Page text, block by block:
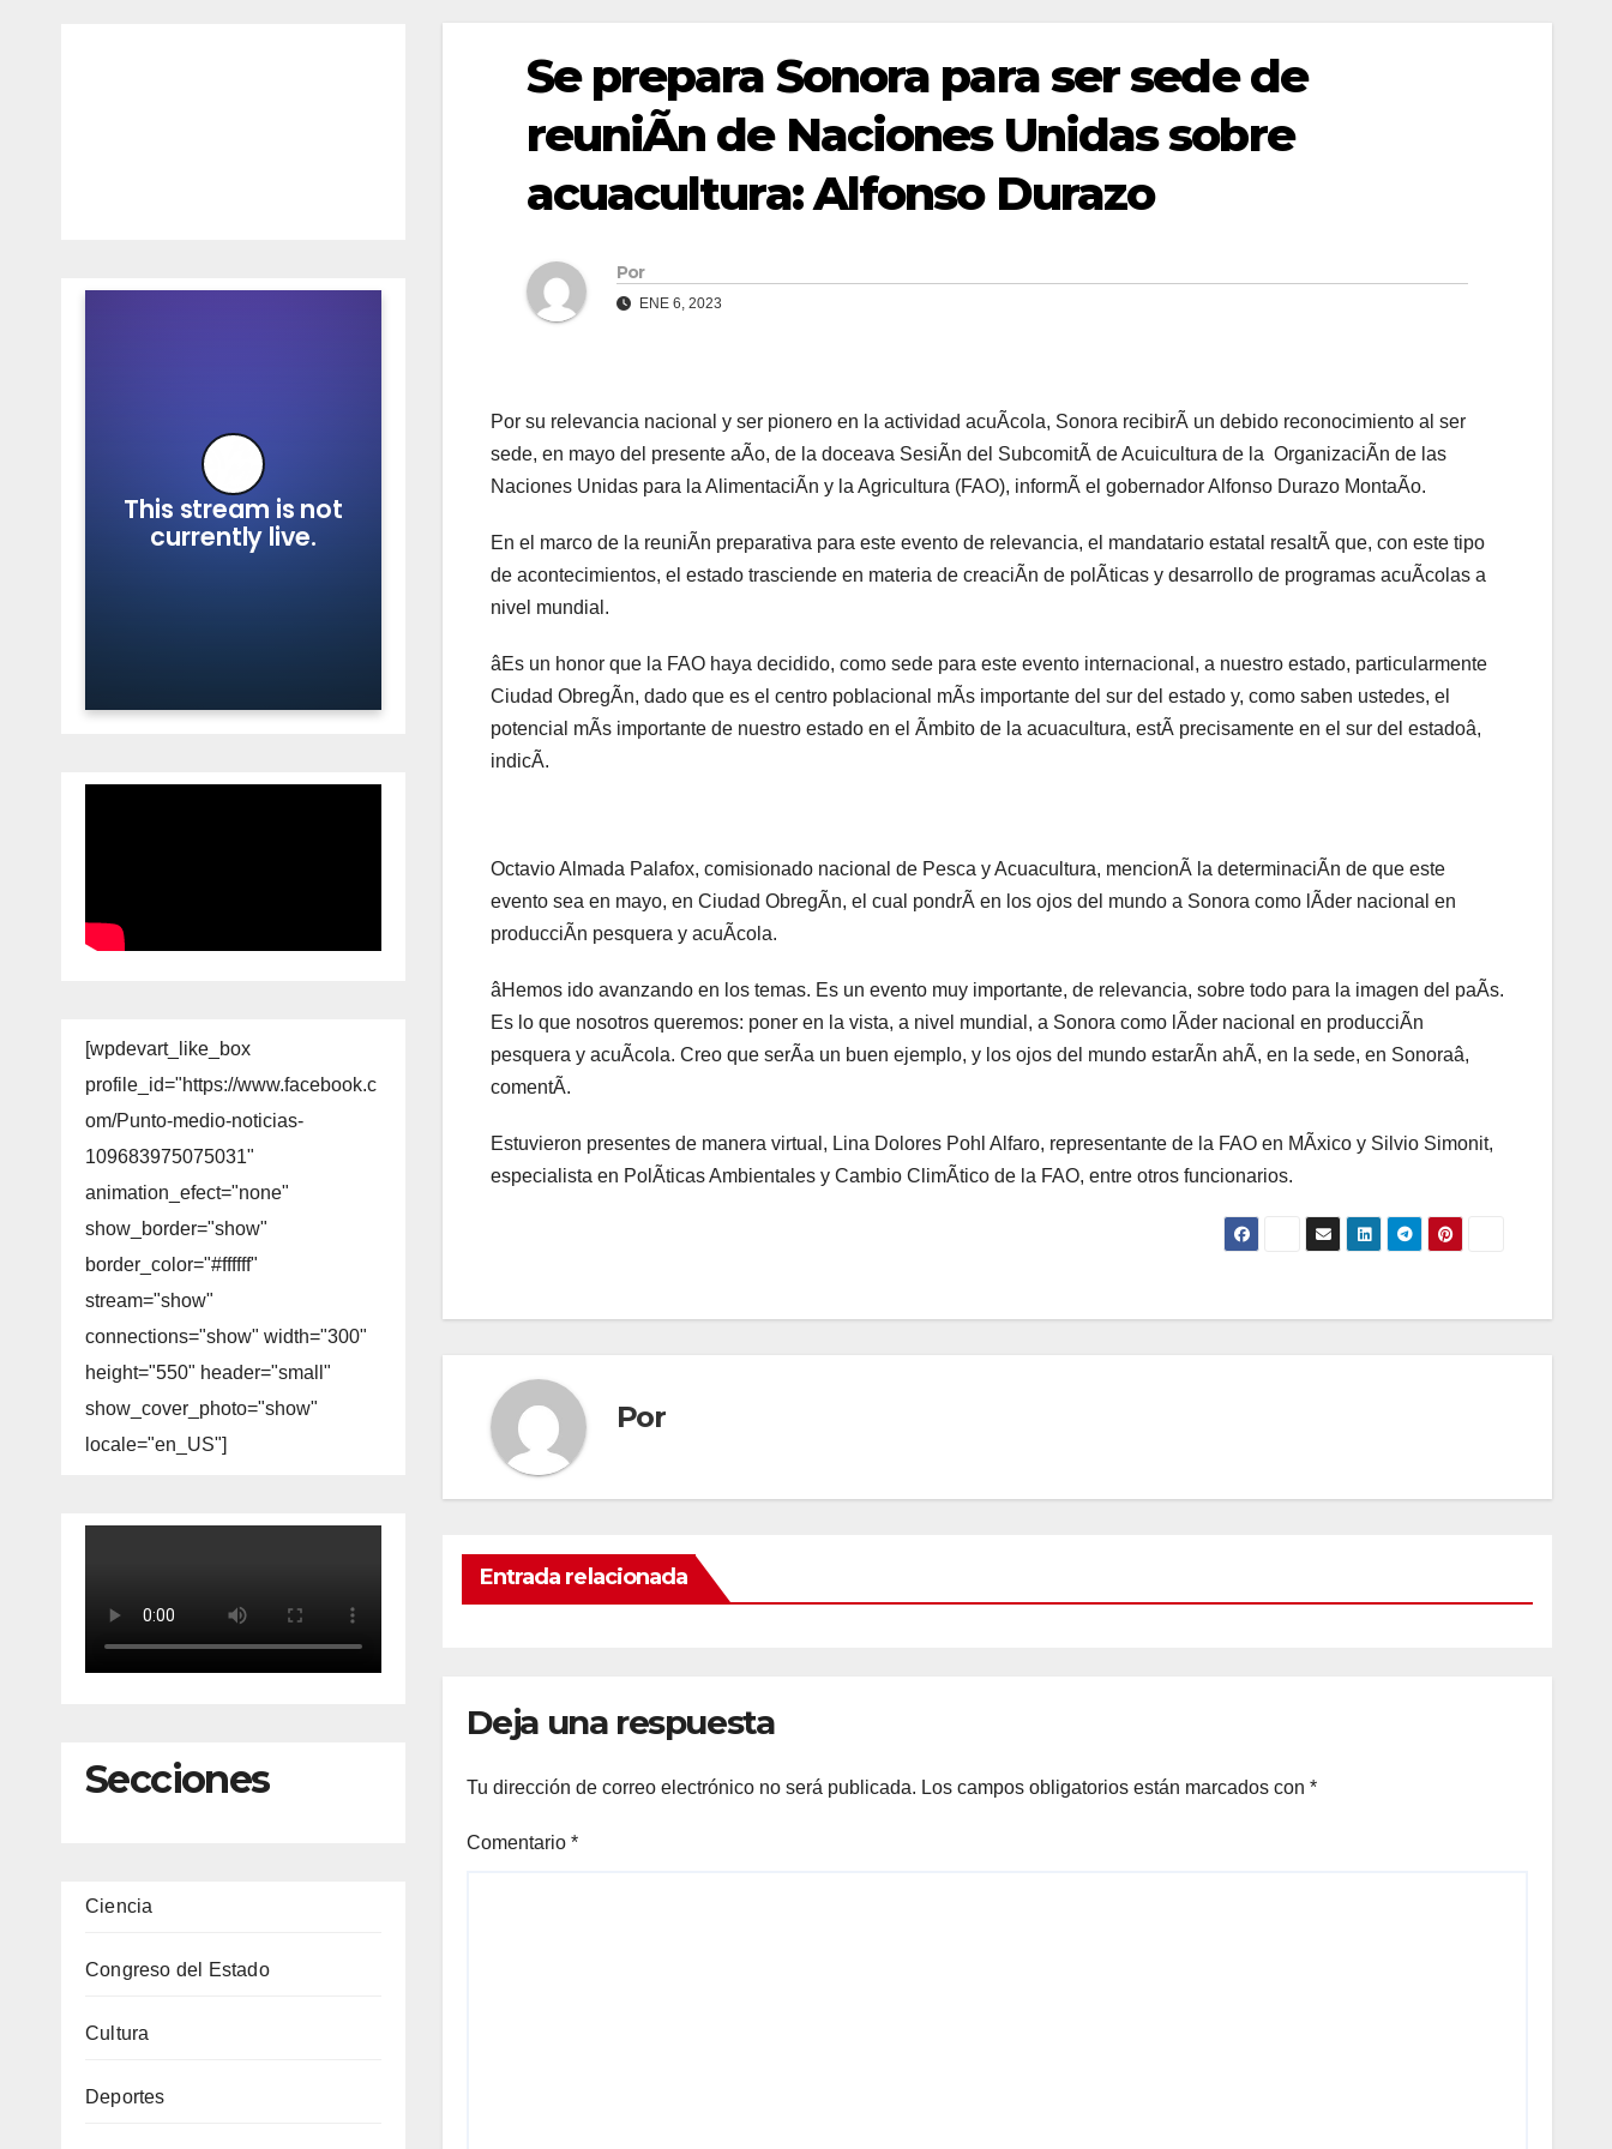
[wpdevart_like_box
profile_id="https://www.facebook.c
om/Punto-medio-noticias-
109683975075031"
animation_efect="none"
show_border="show"
border_color="#ffffff"
stream="show"
connections="show" width="300"
height="550" header="small"
show_cover_photo="show"
locale="en_US"]
Secciones
Ciencia
Congreso del Estado
Cultura
Deportes
Se prepara Sonora para ser sede de
reuniÃn de Naciones Unidas sobre
acuacultura: Alfonso Durazo
Por
ENE 6, 2023
Por su relevancia nacional y ser pionero en la actividad acuÃcola, Sonora recibirÃ un debido reconocimiento al ser
sede, en mayo del presente aÃo, de la doceava SesiÃn del SubcomitÃ de Acuicultura de la OrganizaciÃn de las
Naciones Unidas para la AlimentaciÃn y la Agricultura (FAO), informÃ el gobernador Alfonso Durazo MontaÃo.
En el marco de la reuniÃn preparativa para este evento de relevancia, el mandatario estatal resaltÃ que, con este tipo
de acontecimientos, el estado trasciende en materia de creaciÃn de polÃticas y desarrollo de programas acuÃcolas a
nivel mundial.
âEs un honor que la FAO haya decidido, como sede para este evento internacional, a nuestro estado, particularmente
Ciudad ObregÃn, dado que es el centro poblacional mÃs importante del sur del estado y, como saben ustedes, el
potencial mÃs importante de nuestro estado en el Ãmbito de la acuacultura, estÃ precisamente en el sur del estadoâ,
indicÃ.
Octavio Almada Palafox, comisionado nacional de Pesca y Acuacultura, mencionÃ la determinaciÃn de que este
evento sea en mayo, en Ciudad ObregÃn, el cual pondrÃ en los ojos del mundo a Sonora como lÃder nacional en
producciÃn pesquera y acuÃcola.
âHemos ido avanzando en los temas. Es un evento muy importante, de relevancia, sobre todo para la imagen del paÃs.
Es lo que nosotros queremos: poner en la vista, a nivel mundial, a Sonora como lÃder nacional en producciÃn
pesquera y acuÃcola. Creo que serÃa un buen ejemplo, y los ojos del mundo estarÃn ahÃ, en la sede, en Sonoraâ,
comentÃ.
Estuvieron presentes de manera virtual, Lina Dolores Pohl Alfaro, representante de la FAO en MÃxico y Silvio Simonit,
especialista en PolÃticas Ambientales y Cambio ClimÃtico de la FAO, entre otros funcionarios.
Por
Entrada relacionada
Deja una respuesta
Tu dirección de correo electrónico no será publicada. Los campos obligatorios están marcados con *
Comentario *